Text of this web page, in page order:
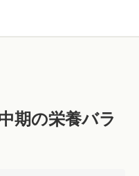
期の栄養バラ